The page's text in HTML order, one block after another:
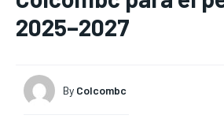
2025–2027
By Colcombc